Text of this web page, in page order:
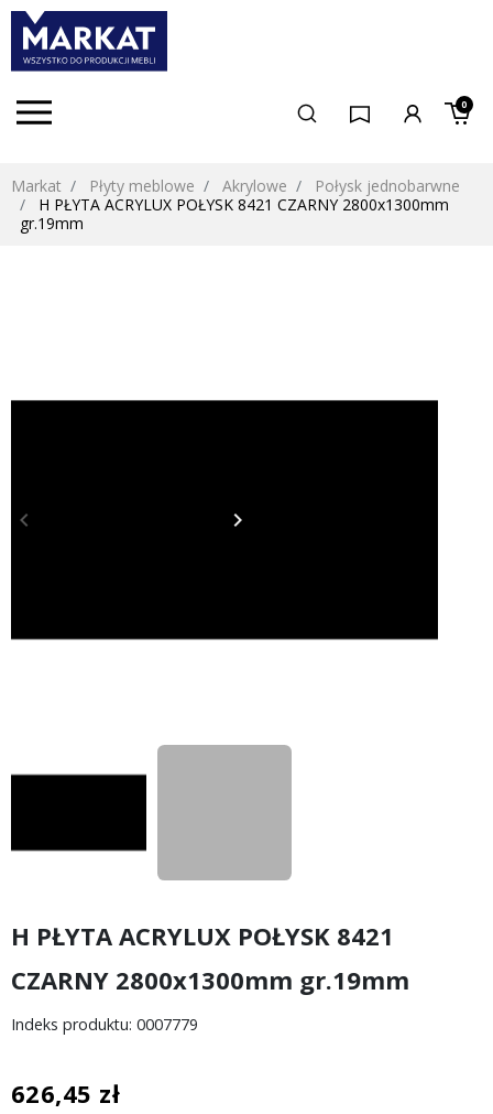
0
Markat Płyty meblowe Akrylowe
Połysk jednobarwne
H PŁYTA ACRYLUX POŁYSK 8421 CZARNY 2800x1300mm
gr.19mm
Poprzedni
keyboard_arrow_left Następny
keyboard_arrow_right
H PŁYTA ACRYLUX POŁYSK 8421
CZARNY 2800x1300mm gr.19mm
Indeks produktu: 0007779
626,45 zł